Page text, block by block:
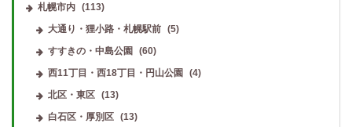
札幌市内 (113)
大通り・狸小路・札幌駅前
(5)
すすきの・中島公園
(60)
西11丁目・西18丁目・円山公園
(4)
北区・東区
(13)
白石区・厚別区
(13)